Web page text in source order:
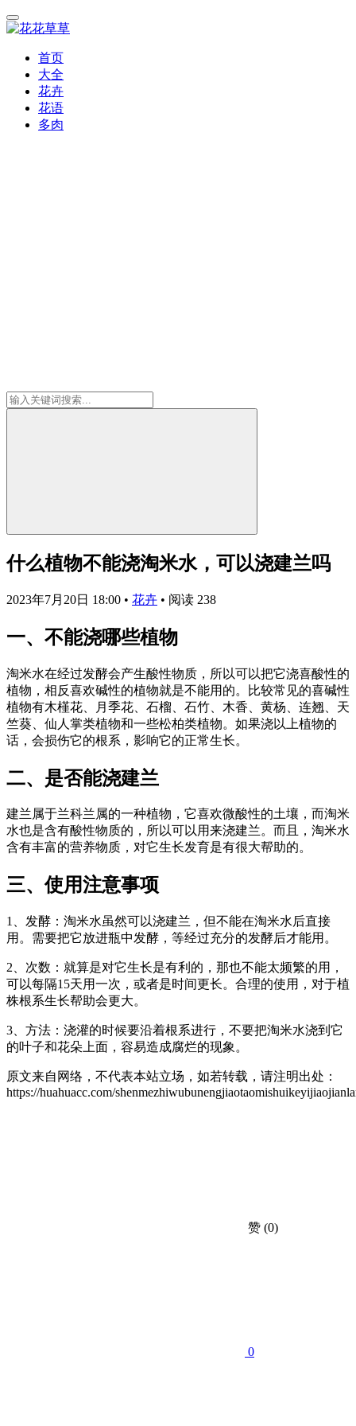
首页
大全
花卉
花语
多肉
什么植物不能浇淘米水，可以浇建兰吗
2023年7月20日 18:00 • 花卉 • 阅读 238
一、不能浇哪些植物
淘米水在经过发酵会产生酸性物质，所以可以把它浇喜酸性的
植物，相反喜欢碱性的植物就是不能用的。比较常见的喜碱性
植物有木槿花、月季花、石榴、石竹、木香、黄杨、连翘、天
竺葵、仙人掌类植物和一些松柏类植物。如果浇以上植物的
话，会损伤它的根系，影响它的正常生长。
二、是否能浇建兰
建兰属于兰科兰属的一种植物，它喜欢微酸性的土壤，而淘米
水也是含有酸性物质的，所以可以用来浇建兰。而且，淘米水
含有丰富的营养物质，对它生长发育是有很大帮助的。
三、使用注意事项
1、发酵：淘米水虽然可以浇建兰，但不能在淘米水后直接
用。需要把它放进瓶中发酵，等经过充分的发酵后才能用。
2、次数：就算是对它生长是有利的，那也不能太频繁的用，
可以每隔15天用一次，或者是时间更长。合理的使用，对于植
株根系生长帮助会更大。
3、方法：浇灌的时候要沿着根系进行，不要把淘米水浇到它
的叶子和花朵上面，容易造成腐烂的现象。
原文来自网络，不代表本站立场，如若转载，请注明出处：
https://huahuacc.com/
赞 (0)
0